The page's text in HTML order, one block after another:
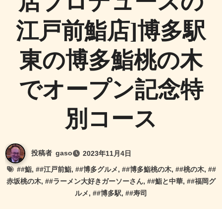
江戸前鮨店]博多駅
東の博多鮨桃の木
でオープン記念特
別コース
投稿者 gaso
2023年11月4日
##鮨, ##江戸前鮨, ##博多グルメ, ##博多鮨桃の木, ##桃の木, ##
赤坂桃の木, ##ラーメン大好きガーソーさん, ##鮨と中華, ##福岡グ
ルメ, ##博多駅, ##寿司